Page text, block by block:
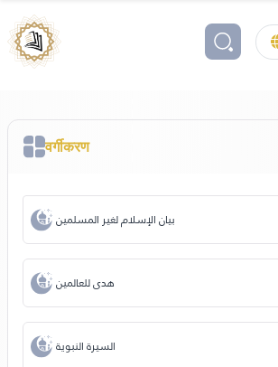
वर्गीकरण
بيان الإسلام لغير المسلمين
هدى للعالمين
السيرة النبوية